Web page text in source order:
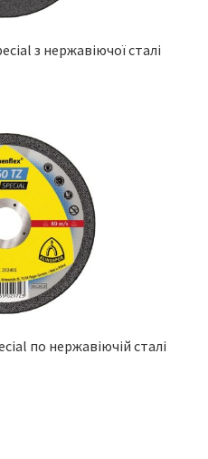
з нержавіючої сталі
по нержавіючій сталі